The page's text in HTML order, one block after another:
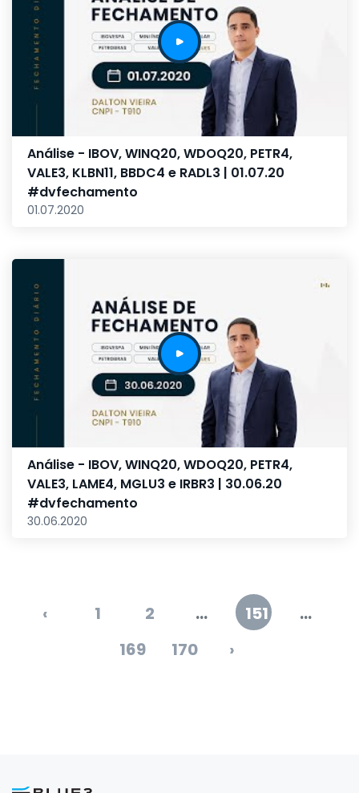
Análise - IBOV, WINQ20, WDOQ20, PETR4,
VALE3, KLBN11, BBDC4 e RADL3 | 01.07.20
#dvfechamento
01.07.2020
Análise - IBOV, WINQ20, WDOQ20, PETR4,
VALE3, LAME4, MGLU3 e IRBR3 | 30.06.20
#dvfechamento
30.06.2020
‹ 1 2 ... 151
...
169
170 ›